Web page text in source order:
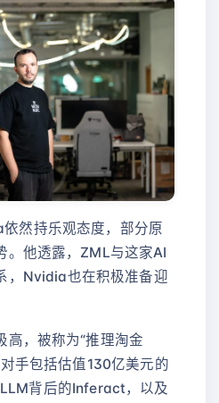
然持乐观态度，部分原
。他透露，ZML与这家AI
，Nvidia也在积极准备迎
高，被称为“推理淘金
手包括估值130亿美元的
背后的Inferact，以及